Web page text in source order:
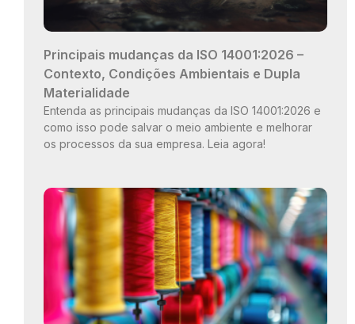
Principais mudanças da ISO 14001:2026 –
Contexto, Condições Ambientais e Dupla
Materialidade
Entenda as principais mudanças da ISO 14001:2026 e
como isso pode salvar o meio ambiente e melhorar
os processos da sua empresa. Leia agora!